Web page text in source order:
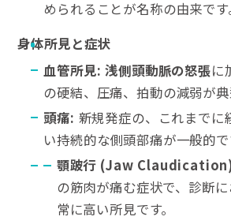
められることが名称の由来です
身体所見と症状
血管所見: 浅側頭動脈の怒張に
の硬結、圧痛、拍動の減弱が典
頭痛: 新規発症の、これまでに
い持続的な側頭部痛が一般的で
顎跛行 (Jaw
の筋肉が痛む症状で、診断
常に高い所見です。